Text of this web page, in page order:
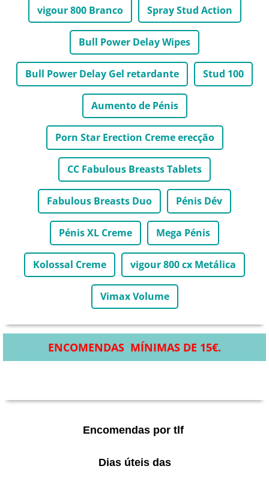
vigour 800 Branco Spray Stud Action
Bull Power Delay Wipes
Bull Power Delay Gel retardante Stud 100
Aumento de Pénis
Porn Star Erection Creme erecção
CC Fabulous Breasts Tablets
Fabulous Breasts Duo Pénis Dév
Pénis XL Creme Mega Pénis
Kolossal Creme vigour 800 cx Metálica
Vimax Volume
ENCOMENDAS MÍNIMAS DE 15€.
Encomendas por tlf
Dias úteis das